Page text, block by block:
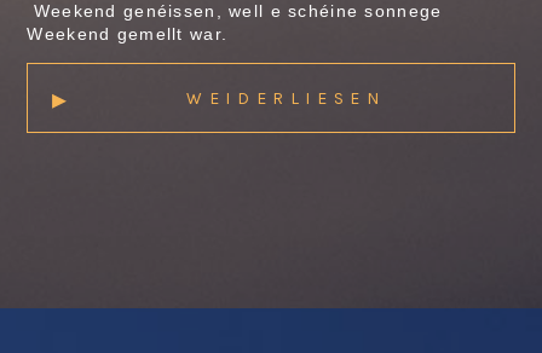
Weekend genéissen, well e schéine sonnege
Weekend gemellt war.
▸ WEIDERLIESEN